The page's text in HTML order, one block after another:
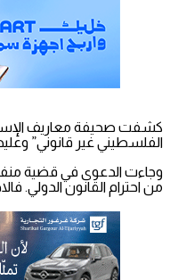
الفلسطيني غير قانوني”
وجاءت الدعوى في قضية
من احترام القانون الدولي. فالاحتلال